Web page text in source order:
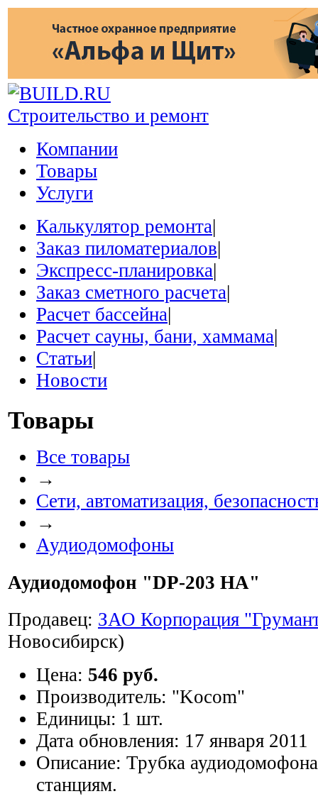
Строительство и ремонт
Компании
Товары
Услуги
Калькулятор ремонта|
Заказ пиломатериалов|
Экспресс-планировка|
Заказ сметного расчета|
Расчет бассейна|
Расчет сауны, бани, хаммама|
Статьи|
Новости
Товары
Все товары
→
Сети, автоматизация,
→
Аудиодомофоны
Аудиодомофон "DP-203 HA"
Продавец: ЗАО Корпорация
Новосибирск)
Цена: 546 руб.
Производитель: "Kocom"
Единицы: 1 шт.
Дата обновления: 17 января 2011
Описание: Трубка
станциям.